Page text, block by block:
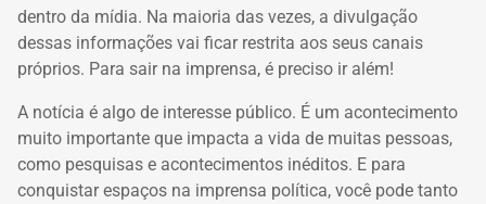
dentro da mídia. Na maioria das vezes, a divulgação
dessas informações vai ficar restrita aos seus canais
próprios. Para sair na imprensa, é preciso ir além!
A notícia é algo de interesse público. É um acontecimento
muito importante que impacta a vida de muitas pessoas,
como pesquisas e acontecimentos inéditos. E para
conquistar espaços na imprensa política, você pode tanto